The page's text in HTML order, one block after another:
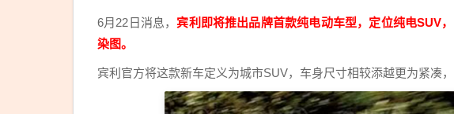
6月22日消息， 宾利即将推出品牌首款纯电动车型，定位纯电SUV
染图。
宾利官方将这款新车定义为城市SUV，车身尺寸相较添越更为紧凑